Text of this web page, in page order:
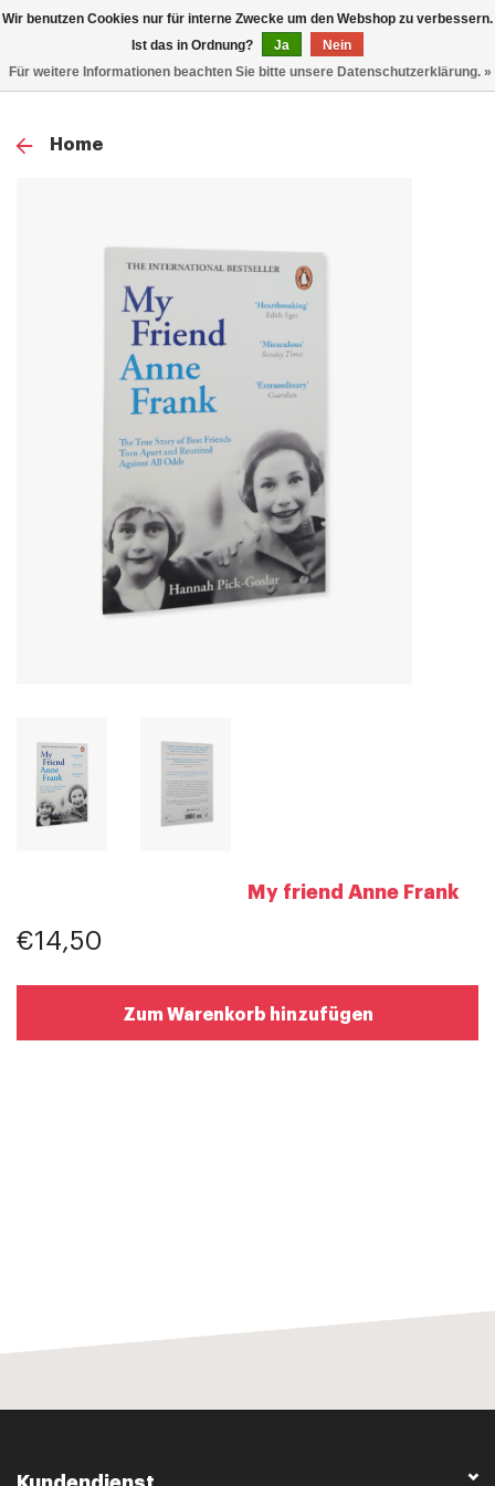
0
Home
My friend Anne Frank
€14,50
Zum Warenkorb hinzufügen
Wir benutzen Cookies nur für interne Zwecke um den Webshop zu verbessern.
Ist das in Ordnung?
Ja
Nein
Für weitere Informationen beachten Sie bitte unsere Datenschutzerklärung. »